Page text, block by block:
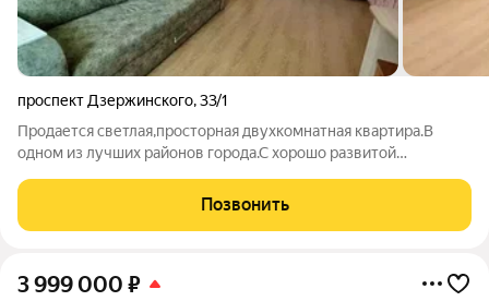
проспект Дзержинского,33/1
Продается светлая,просторная двухкомнатная квартира.В
одном из лучших районов города.С хорошо развитой
удобной планировкой,распашонка. В квартире выполнен
хороший косметический ремонт.По
Позвонить
3 999 000 ₽